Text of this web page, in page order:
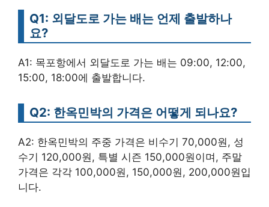
Q1: 외달도로 가는 배는 언제 출발하나
요?
A1: 목포항에서 외달도로 가는 배는 09:00, 12:00,
15:00, 18:00에 출발합니다.
Q2: 한옥민박의 가격은 어떻게 되나요?
A2: 한옥민박의 주중 가격은 비수기 70,000원, 성
수기 120,000원, 특별 시즌 150,000원이며, 주말
가격은 각각 100,000원, 150,000원, 200,000원입
니다.